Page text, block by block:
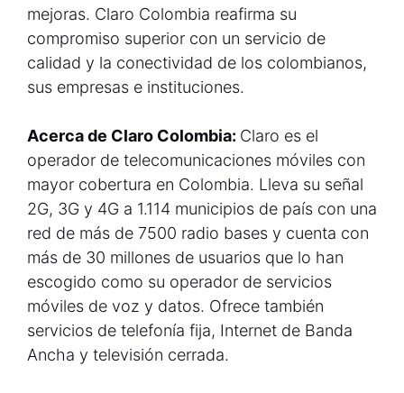
mejoras. Claro Colombia reafirma su
compromiso superior con un servicio de
calidad y la conectividad de los colombianos,
sus empresas e instituciones.
Acerca de Claro Colombia: Claro es el
operador de telecomunicaciones móviles con
mayor cobertura en Colombia. Lleva su señal
2G, 3G y 4G a 1.114 municipios de país con una
red de más de 7500 radio bases y cuenta con
más de 30 millones de usuarios que lo han
escogido como su operador de servicios
móviles de voz y datos. Ofrece también
servicios de telefonía fija, Internet de Banda
Ancha y televisión cerrada.